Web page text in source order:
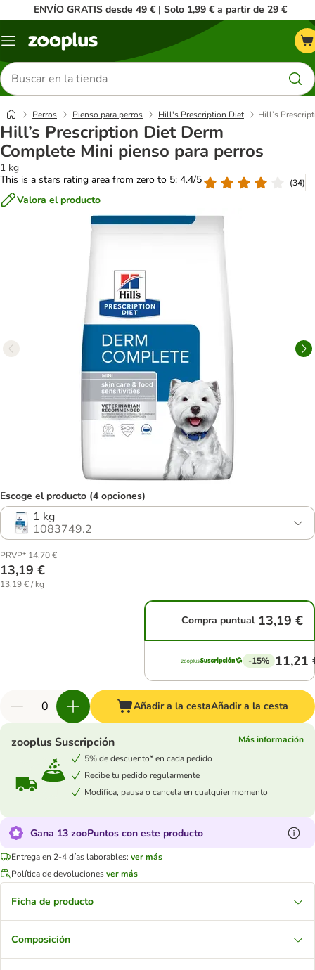
ENVÍO GRATIS desde 49 € | Solo 1,99 € a partir de 29 €
Menú
Buscar
productos
Perros Pienso para perros Hill's Prescription Diet Hill’s
Hill’s Prescription Diet Derm
Complete Mini pienso para perros
1 kg
This is a stars rating area from zero to 5: 4.4/5
(34)
Valora el producto
Escoge el producto (4 opciones)
1 kg
1083749.2
PRVP* 14,70 €
13,19 €
13,19 € / kg
Compra puntual 13,19 €
-15% 11,21
Añadir a la cestaAñadir a la cesta
zooplus Suscripción
Más información
5% de descuento* en cada pedido
Recibe tu pedido regularmente
Modifica, pausa o cancela en cualquier momento
Gana 13 zooPuntos con este producto
Entrega en 2-4 días laborables: ver más
Política de devolucionesver más
Ficha de producto
Composición